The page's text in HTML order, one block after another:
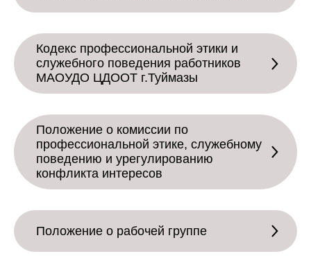
Кодекс профессиональной этики и
служебного поведения работников
МАОУДО ЦДООТ г.Туймазы
Положение о комиссии по
профессиональной этике, служебному
поведению и урегулированию
конфликта интересов
Положение о рабочей группе